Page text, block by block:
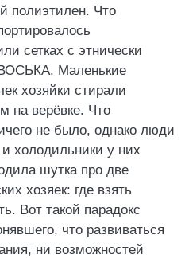
полиэтилен. Что
сетках с этнически
Маленькие
хозяйки стирали
на верёвке. Что
не было, однако люди
холодильники у них
шутка про две
хозяек: где взять
Вот такой парадокс
что развиваться
ни возможностей